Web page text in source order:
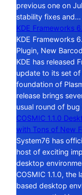
previous one on
stability fixes
KDE Frameworks
KDE Frameworks
Plugin, New
KDE has released
update to its set
foundation of
release brings
usual round of
COSMIC 1.1.0
with Tons of New
System76 has
host of exciting
desktop
COSMIC 1.1.0,
based desktop